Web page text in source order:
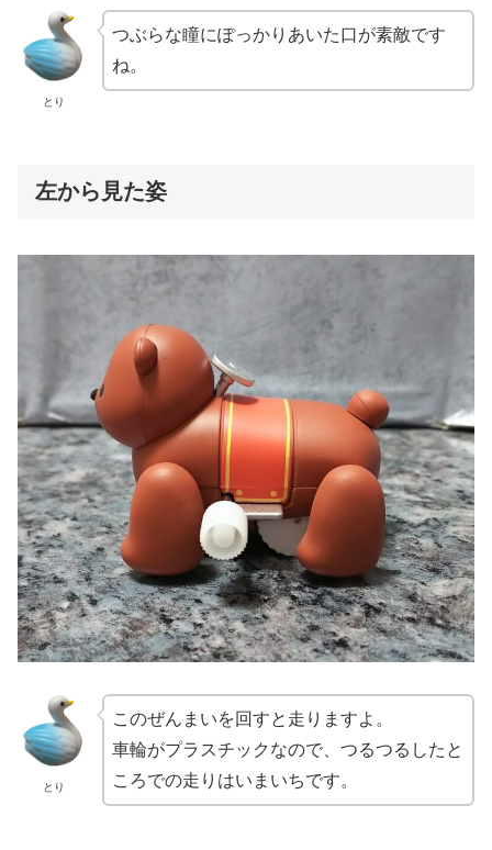
とり
つぶらな瞳にぽっかりあいた口が素敵です
ね。
左から見た姿
とり
このぜんまいを回すと走りますよ。
車輪がプラスチックなので、つるつるしたと
ころでの走りはいまいちです。